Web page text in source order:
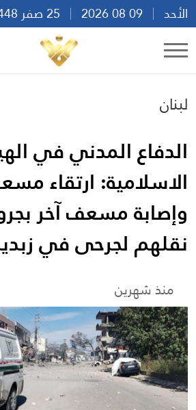
الأحد
لبنان
الدفاع المدني في
الاسلامية: ارتقاء
وإصابة مسعف آخر
نقلهم لجرحى في
منذ شهرين